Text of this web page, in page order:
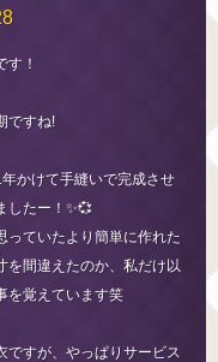
す！
ですね!
かけて手縫いで完成させ
したー！✨💞
っていたより簡単に作れた
を間違えたのか、私だけ以
を覚えています笑
ですが、やっぱりサービス